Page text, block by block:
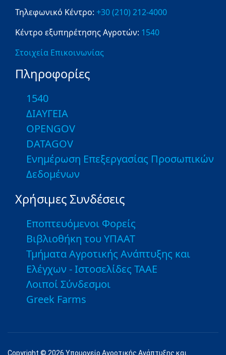
Τηλεφωνικό Κέντρο: +30 (210) 212-4000
Κέντρο εξυπηρέτησης Αγροτών: 1540
Στοιχεία Επικοινωνίας
Πληροφορίες
1540
ΔΙΑΥΓΕΙΑ
OPENGOV
DATAGOV
Ενημέρωση Επεξεργασίας Προσωπικών
Δεδομένων
Χρήσιμες Συνδέσεις
Εποπτευόμενοι Φορείς
Βιβλιοθήκη του ΥΠΑΑΤ
Τμήματα Αγροτικής Ανάπτυξης και
Ελέγχων - Ιστοσελίδες ΤΑΑΕ
Λοιποί Σύνδεσμοι
Greek Farms
Copyright © 2026 Υπουργείο Αγροτικής Ανάπτυξης και